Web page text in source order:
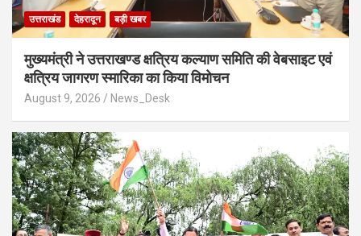
उत्तराखंड देहरादून बड़ी खबर
मुख्यमंत्री ने उत्तराखण्ड क्षत्रिय कल्याण समिति की वेबसाइट एवं
क्षत्रिय जागरण स्मारिका का किया विमोचन
August 9, 2026 News_Desk